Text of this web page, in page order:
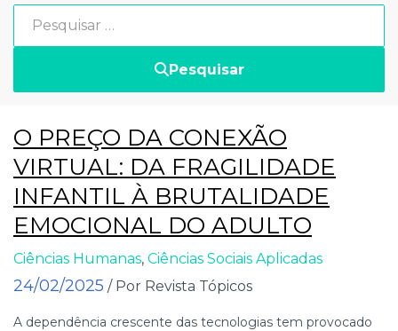
Pesquisar
O PREÇO DA CONEXÃO
VIRTUAL: DA FRAGILIDADE
INFANTIL À BRUTALIDADE
EMOCIONAL DO ADULTO
Ciências Humanas, Ciências Sociais Aplicadas
24/02/2025 / Por Revista Tópicos
A dependência crescente das tecnologias tem provocado